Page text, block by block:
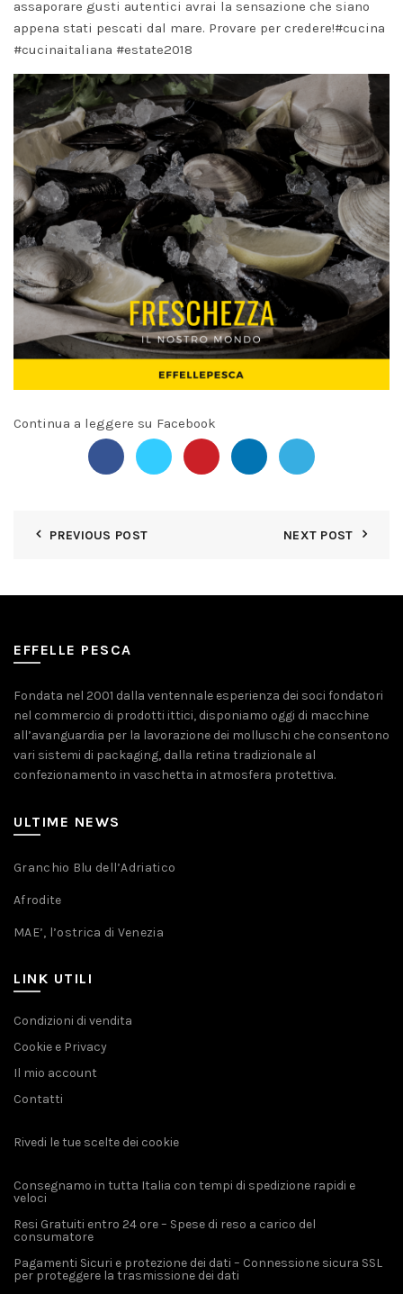
assaporare gusti autentici avrai la sensazione che siano
appena stati pescati dal mare. Provare per credere!#cucina
#cucinaitaliana #estate2018
Continua a leggere su Facebook
PREVIOUS POST NEXT POST
EFFELLE PESCA
Fondata nel 2001 dalla ventennale esperienza dei soci fondatori
nel commercio di prodotti ittici, disponiamo oggi di macchine
all’avanguardia per la lavorazione dei molluschi che consentono
vari sistemi di packaging, dalla retina tradizionale al
confezionamento in vaschetta in atmosfera protettiva.
ULTIME NEWS
Granchio Blu dell’Adriatico
Afrodite
MAE’, l’ostrica di Venezia
LINK UTILI
Condizioni di vendita
Cookie e Privacy
Il mio account
Contatti
Rivedi le tue scelte dei cookie
Consegnamo in tutta Italia con tempi di spedizione rapidi e
veloci
Resi Gratuiti entro 24 ore – Spese di reso a carico del
consumatore
Pagamenti Sicuri e protezione dei dati – Connessione sicura SSL
per proteggere la trasmissione dei dati